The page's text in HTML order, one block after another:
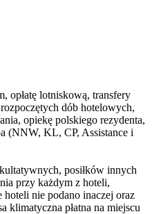
opłatę lotniskową, transfery
dób hotelowych,
opiekę polskiego rezydenta,
(NNW, KL, CP, Assistance i
posiłków innych
przy każdym z hoteli,
nie podano inaczej oraz
klimatyczna płatna na miejscu